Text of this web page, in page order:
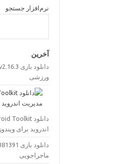
نرم‌افزار جستجو
آخرین
ورزشی
اندروید برای ویندوز
ماجراجویی